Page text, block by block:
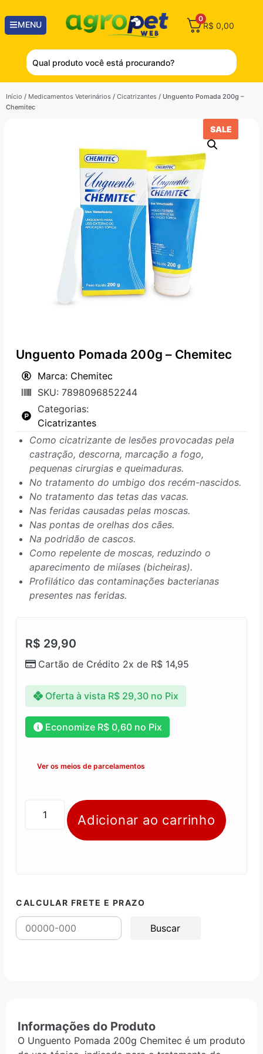
MENU
0
R$ 0,00
Início / Medicamentos Veterinários / Cicatrizantes / Unguento Pomada 200g –
Chemitec
SALE
Unguento Pomada 200g – Chemitec
Marca: Chemitec
SKU: 7898096852244
Categorias:
Cicatrizantes
Como cicatrizante de lesões provocadas pela
castração, descorna, marcação a fogo,
pequenas cirurgias e queimaduras.
No tratamento do umbigo dos recém-nascidos.
No tratamento das tetas das vacas.
Nas feridas causadas pelas moscas.
Nas pontas de orelhas dos cães.
Na podridão de cascos.
Como repelente de moscas, reduzindo o
aparecimento de miíases (bicheiras).
Profilático das contaminações bacterianas
presentes nas feridas.
R$ 29,90
Cartão de Crédito 2x de R$ 14,95
Oferta à vista R$29,30 no Pix
Economize R$0,60no Pix
Ver os meios de parcelamentos
Adicionar ao carrinho
CALCULAR FRETE E PRAZO
Informações do Produto
O Unguento Pomada 200g Chemitec é um produto